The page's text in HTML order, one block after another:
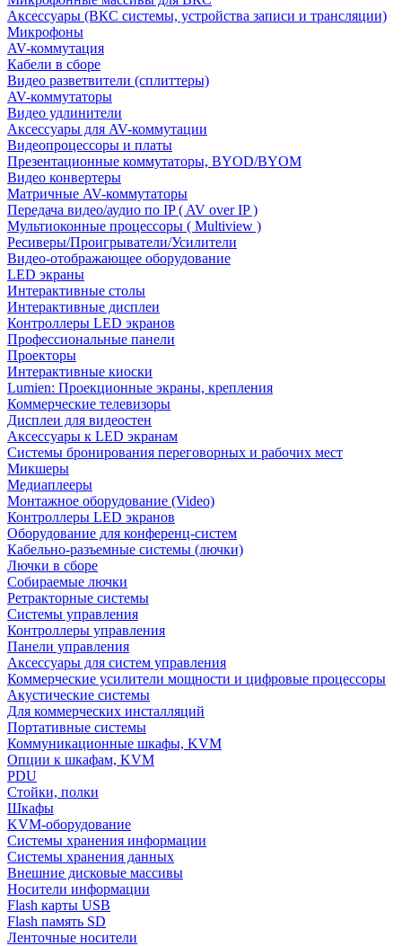
Аксессуары (ВКС системы, устройства записи и трансляции)
Микрофоны
AV-коммутация
Кабели в сборе
Видео разветвители (сплиттеры)
AV-коммутаторы
Видео удлинители
Аксессуары для AV-коммутации
Видеопроцессоры и платы
Презентационные коммутаторы, BYOD/BYOM
Видео конвертеры
Матричные AV-коммутаторы
Передача видео/аудио по IP ( AV over IP )
Мультиоконные процессоры ( Multiview )
Ресиверы/Проигрыватели/Усилители
Видео-отображающее оборудование
LED экраны
Интерактивные столы
Интерактивные дисплеи
Контроллеры LED экранов
Профессиональные панели
Проекторы
Интерактивные киоски
Lumien: Проекционные экраны, крепления
Коммерческие телевизоры
Дисплеи для видеостен
Аксессуары к LED экранам
Системы бронирования переговорных и рабочих мест
Микшеры
Медиаплееры
Монтажное оборудование (Video)
Контроллеры LED экранов
Оборудование для конференц-систем
Кабельно-разъемные системы (лючки)
Лючки в сборе
Собираемые лючки
Ретракторные системы
Системы управления
Контроллеры управления
Панели управления
Аксессуары для систем управления
Коммерческие усилители мощности и цифровые процессоры
Акустические системы
Для коммерческих инсталляций
Портативные системы
Коммуникационные шкафы, KVM
Опции к шкафам, KVM
PDU
Стойки, полки
Шкафы
KVM-оборудование
Системы хранения информации
Системы хранения данных
Внешние дисковые массивы
Носители информации
Flash карты USB
Flash память SD
Ленточные носители